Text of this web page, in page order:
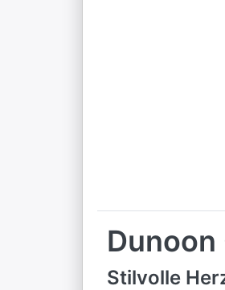
Dunoon
Stilvolle